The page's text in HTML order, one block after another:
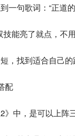
一句歌词：“正道
技能亮了就点，不
，找到适合自己的
配
》中，是可以上阵